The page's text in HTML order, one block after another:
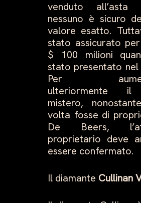
venduto all’asta
nessuno è sicuro
valore esatto.
stato assicurato
$ 100 milioni
stato presentato nel
Per
ulteriormente
mistero,
volta fosse di
De Beers,
proprietario deve
essere confermato.
Il diamante Cullinan